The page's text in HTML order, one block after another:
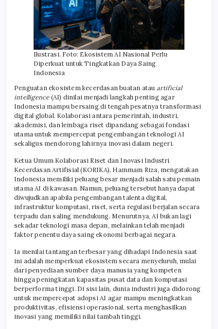
Ilustrasi. Foto: Ekosistem AI Nasional Perlu
Diperkuat untuk Tingkatkan Daya Saing
Indonesia
Penguatan ekosistem kecerdasan buatan atau artificial
intelligence(AI) dinilai menjadi langkah penting agar
Indonesia mampu bersaing di tengah pesatnya transformasi
digital global. Kolaborasi antara pemerintah, industri,
akademisi, dan lembaga riset dipandang sebagai fondasi
utama untuk mempercepat pengembangan teknologi AI
sekaligus mendorong lahirnya inovasi dalam negeri.
Ketua Umum Kolaborasi Riset dan Inovasi Industri
Kecerdasan Artifisial (KORIKA), Hammam Riza, mengatakan
Indonesia memiliki peluang besar menjadi salah satu pemain
utama AI di kawasan. Namun, peluang tersebut hanya dapat
diwujudkan apabila pengembangan talenta digital,
infrastruktur komputasi, riset, serta regulasi berjalan secara
terpadu dan saling mendukung. Menurutnya, AI bukan lagi
sekadar teknologi masa depan, melainkan telah menjadi
faktor penentu daya saing ekonomi berbagai negara.
Ia menilai tantangan terbesar yang dihadapi Indonesia saat
ini adalah memperkuat ekosistem secara menyeluruh, mulai
dari penyediaan sumber daya manusia yang kompeten
hingga peningkatan kapasitas pusat data dan komputasi
berperforma tinggi. Di sisi lain, dunia industri juga didorong
untuk mempercepat adopsi AI agar mampu meningkatkan
produktivitas, efisiensi operasional, serta menghasilkan
inovasi yang memiliki nilai tambah tinggi.